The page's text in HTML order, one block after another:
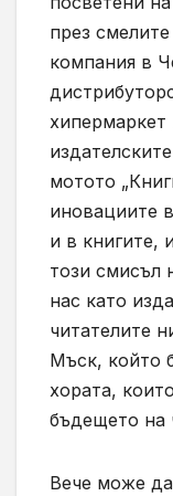
през
компания в
хипермаркет
мотото
иновациите
и в книгите,
този смисъл
нас като
читателите
Мъск, който
хората,
бъдещето на
Вече може